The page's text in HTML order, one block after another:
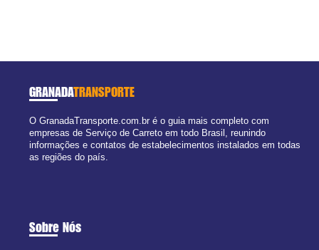
GRANADATRANSPORTE
O GranadaTransporte.com.br é o guia mais completo com
empresas de Serviço de Carreto em todo Brasil, reunindo
informações e contatos de estabelecimentos instalados em todas
as regiões do país.
Sobre Nós